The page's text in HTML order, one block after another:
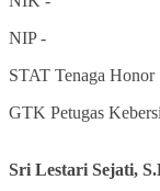
NIP-
STAT Tenaga Honor
GTK Petugas
Sri Lestari Sejati,